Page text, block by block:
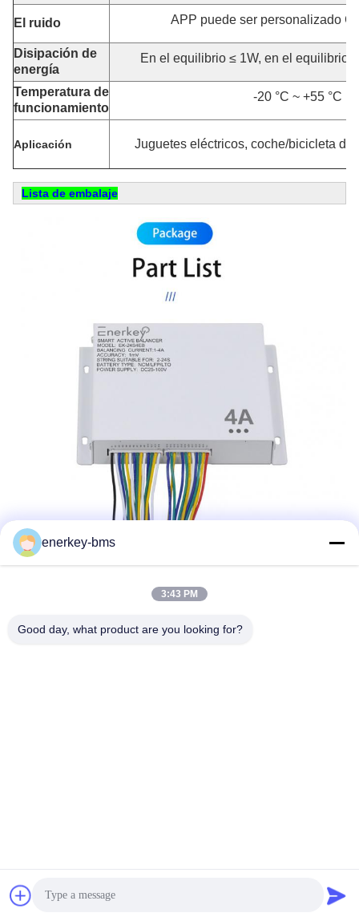
El ruido APP puede ser personalizado
Disipación de
energía
En el equilibrio ≤ 1W, en el equilibrio
Temperatura de
funcionamiento
-20 °C ~ +55 °C
Aplicación Juguetes eléctricos, coche/bicicleta de
Lista de embalaje
enerkey-bms
3:43 PM
Good day, what product are you looking for?